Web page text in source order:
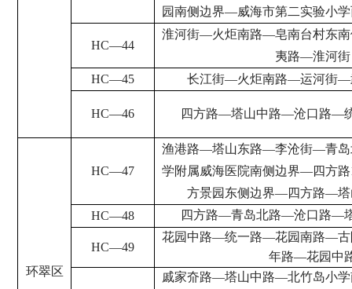
园南侧边界—威海市第二实验小
HC—44
淮河街—火炬南路—皂南台村东
夷路—淮河街
HC—45 长江街—火炬南路—运河街—
HC—46 四方路—塔山中路—沧口路—
环翠区
HC—47
渔港路—塔山东路—李沧街—青
学附属威海医院南侧边界—四方路
方景园东侧边界—四方路—
HC—48 四方路—青岛北路—沧口路—
HC—49
花园中路—统一路—花园南路—
年路—花园中
戚家夼路—塔山中路—北竹岛小